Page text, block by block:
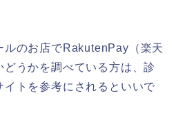
ルのお店でRakutenPay（楽天
うかを調べている方は、診
イトを参考にされるといいで